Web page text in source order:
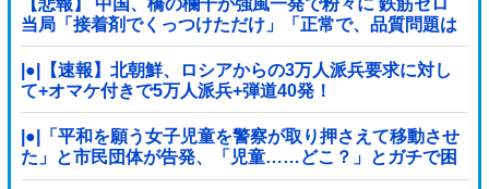
当局「接着剤でくっつけただけ」「正常で、品質問題は
ない」
|●|【速報】北朝鮮、ロシアからの3万人派兵要求に対し
て+オマケ付きで5万人派兵+弾道40発！
|●|「平和を願う女子児童を警察が取り押さえて移動させ
た」と市民団体が告発、「児童……どこ？」とガチで困
惑する人が続出